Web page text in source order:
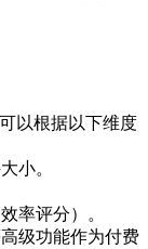
以根据以下维度
小。
率评分）。
级功能作为付费